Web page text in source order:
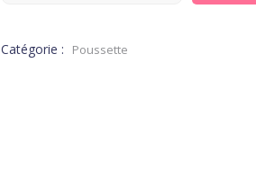
Catégorie : Poussette